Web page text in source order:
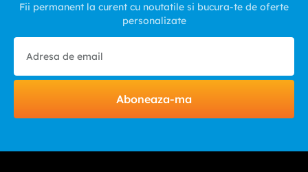
Fii permanent la curent cu noutatile si bucura-te de oferte
personalizate
Aboneaza-ma